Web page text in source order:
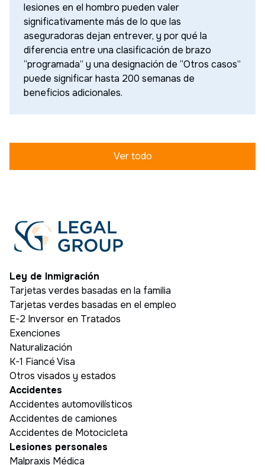
lesiones en el hombro pueden valer
significativamente más de lo que las
aseguradoras dejan entrever, y por qué la
diferencia entre una clasificación de brazo
“programada” y una designación de “Otros casos”
puede significar hasta 200 semanas de
beneficios adicionales.
Ver todo
Ley de Inmigración
Tarjetas verdes basadas en la familia
Tarjetas verdes basadas en el empleo
E-2 Inversor en Tratados
Exenciones
Naturalización
K-1 Fiancé Visa
Otros visados y estados
Accidentes
Accidentes automovilísticos
Accidentes de camiones
Accidentes de Motocicleta
Lesiones personales
Malpraxis Médica